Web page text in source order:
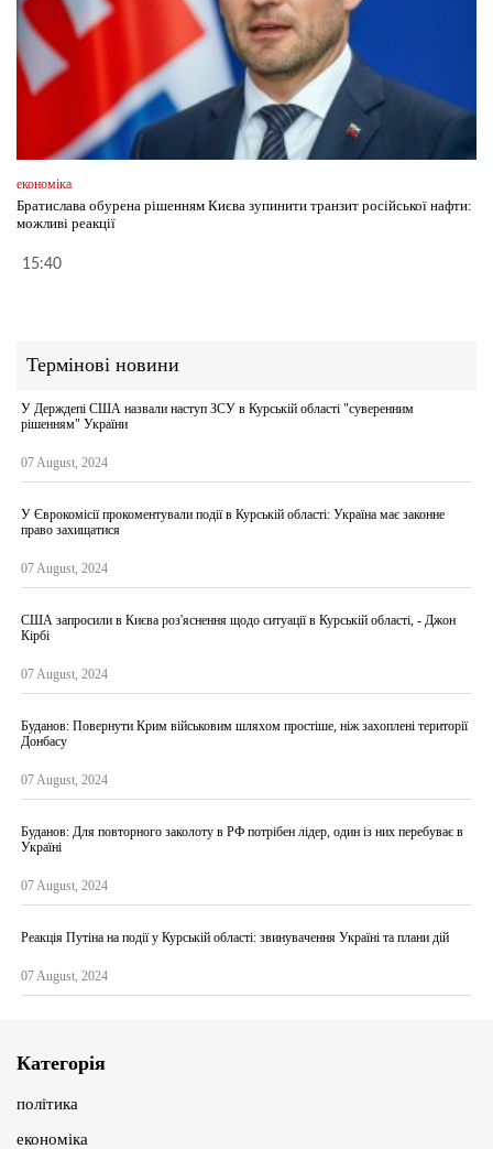
економіка
Братислава обурена рішенням Києва зупинити транзит російської нафти:
можливі реакції
15:40
Термінові новини
У Держдепі США назвали наступ ЗСУ в Курській області "суверенним
рішенням" України
07 August, 2024
У Єврокомісії прокоментували події в Курській області: Україна має законне
право захищатися
07 August, 2024
США запросили в Києва роз'яснення щодо ситуації в Курській області, - Джон
Кірбі
07 August, 2024
Буданов: Повернути Крим військовим шляхом простіше, ніж захоплені території
Донбасу
07 August, 2024
Буданов: Для повторного заколоту в РФ потрібен лідер, один із них перебуває в
Україні
07 August, 2024
Реакція Путіна на події у Курській області: звинувачення Україні та плани дій
07 August, 2024
Категорія
політика
економіка